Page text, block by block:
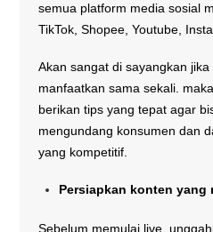
semua platform media sosial
TikTok, Shopee, Youtube,
Akan sangat di sayangkan
manfaatkan sama sekali.
berikan tips yang tepat agar
mengundang konsumen dan
yang kompetitif.
Persiapkan konten yang
Sebelum memulai live,